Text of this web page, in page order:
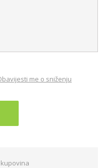
me o sniženju